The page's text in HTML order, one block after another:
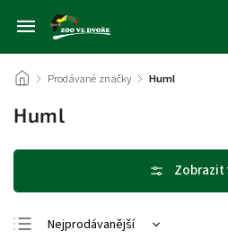
/ Prodávané značky / Huml
Huml
Nejprodávanější